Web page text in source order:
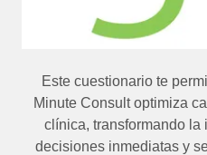
Este cuestionario te
Minute Consult optimiza
clínica, transformando la
decisiones inmediatas y